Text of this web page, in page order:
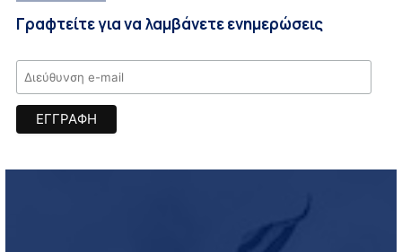
Γραφτείτε για να λαμβάνετε ενημερώσεις